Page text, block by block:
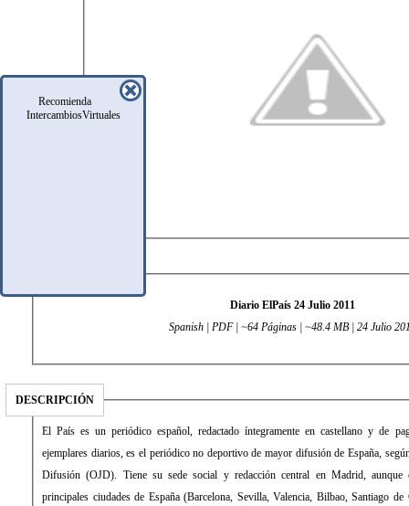
Recomienda
IntercambiosVirtuales
Diario ElPaís 24 Julio 2011
Spanish | PDF | ~64 Páginas | ~48.4 MB | 24 Julio
DESCRIPCIÓN
El País es un periódico español, redactado íntegramente en castellano y de pago. Con una media de 431.034
ejemplares diarios, es el periódico no deportivo de mayor difusión de España, según la Oficina de Justificación de la
Difusión (OJD). Tiene su sede social y redacción central en Madrid, aunque cuenta con delegaciones en las
principales ciudades de España (Barcelona, Sevilla, Valencia, Bilbao, Santiago de Compostela) desde las que edita